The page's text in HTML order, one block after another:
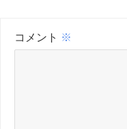
コメント ※